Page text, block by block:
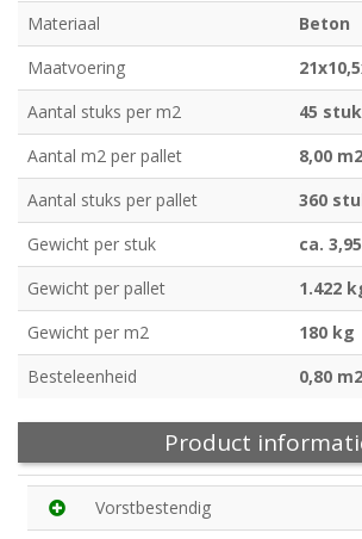
Materiaal
Beton
Maatvoering
Aantal stuks per m2
45
Aantal m2 per pallet
8,00 m2
Aantal stuks per pallet
360
Gewicht per stuk
ca.
Gewicht per pallet
1.422
Gewicht per m2
180 kg
Besteleenheid
0,80
Product
Vorstbestendig